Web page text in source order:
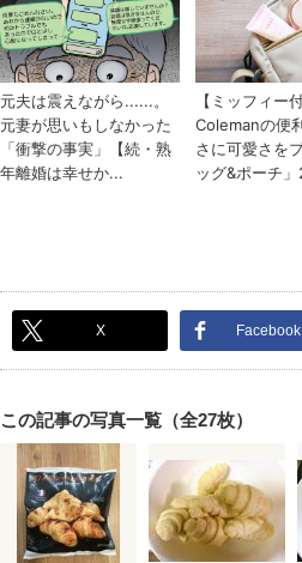
X Facebook
この記事の写真一覧（全27枚）